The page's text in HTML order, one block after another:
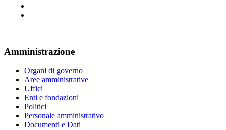
Amministrazione
Organi di governo
Aree amministrative
Uffici
Enti e fondazioni
Politici
Personale amministrativo
Documenti e Dati